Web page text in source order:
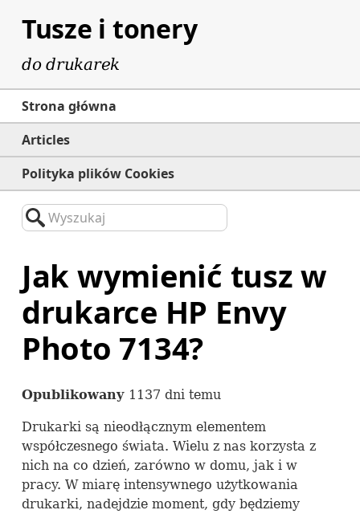
Tusze i tonery
do drukarek
Strona główna
Articles
Polityka plików Cookies
Wyszukaj
Jak wymienić tusz w
drukarce HP Envy
Photo 7134?
Opublikowany 1137 dni temu
Drukarki są nieodłącznym elementem
współczesnego świata. Wielu z nas korzysta z
nich na co dzień, zarówno w domu, jak i w
pracy. W miarę intensywnego użytkowania
drukarki, nadejdzie moment, gdy będziemy